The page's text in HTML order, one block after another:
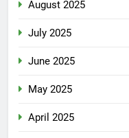
August 2025
July 2025
June 2025
May 2025
April 2025